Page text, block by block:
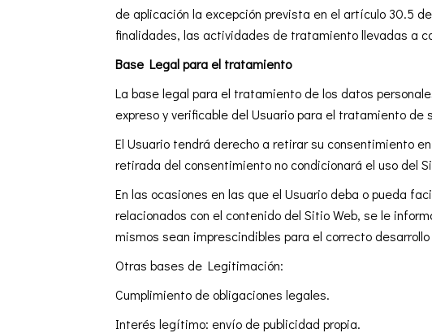
de aplicación la excepción prevista en el artículo 30.5
finalidades, las actividades de tratamiento llevadas a
Base Legal para el tratamiento
La base legal para el tratamiento de los datos
expreso y verificable del Usuario para el tratamiento
El Usuario tendrá derecho a retirar su consentimiento
retirada del consentimiento no condicionará el uso del
En las ocasiones en las que el Usuario deba o pueda
relacionados con el contenido del Sitio Web, se le
mismos sean imprescindibles para el correcto
Otras bases de Legitimación:
Cumplimiento de obligaciones legales.
Interés legítimo: envío de publicidad propia.